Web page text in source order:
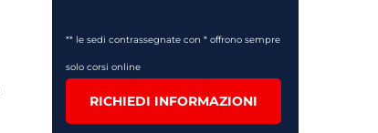
** le sedi contrassegnate con * offrono sempre
solo corsi online
RICHIEDI INFORMAZIONI